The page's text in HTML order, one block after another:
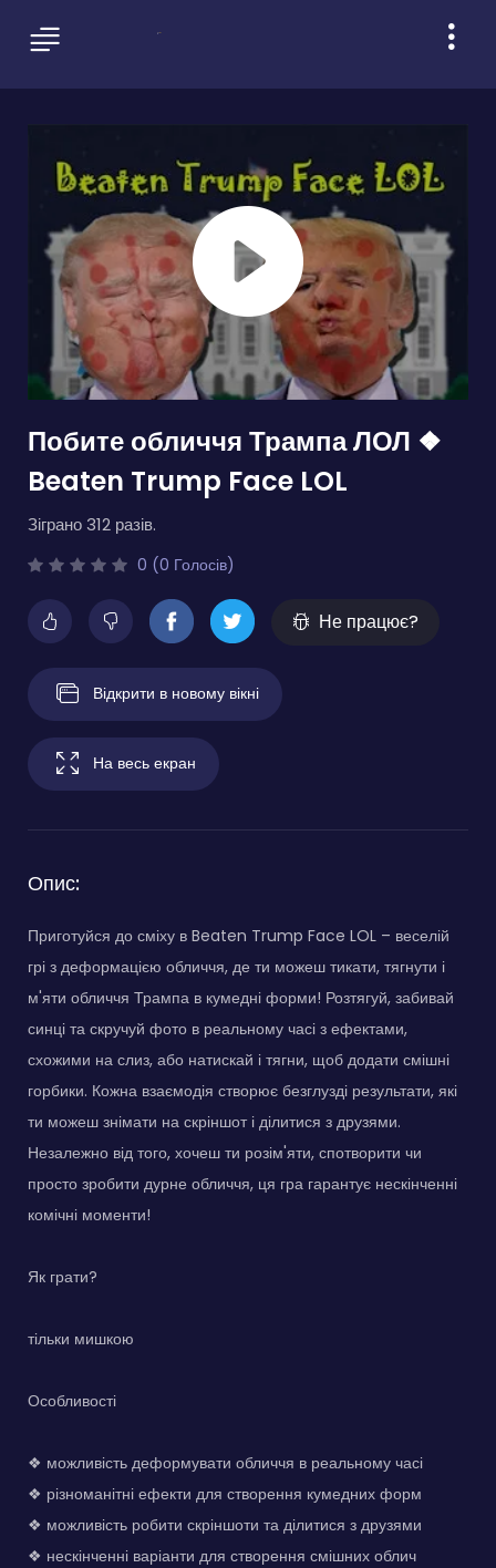
Побите обличчя Трампа ЛОЛ ❖
Beaten Trump Face LOL
Зіграно 312 разів.
0 (0 Голосів)
Не працює?
Відкрити в новому вікні
На весь екран
Опис:
Приготуйся до сміху в Beaten Trump Face LOL – веселій
грі з деформацією обличчя, де ти можеш тикати, тягнути і
м'яти обличчя Трампа в кумедні форми! Розтягуй, забивай
синці та скручуй фото в реальному часі з ефектами,
схожими на слиз, або натискай і тягни, щоб додати смішні
горбики. Кожна взаємодія створює безглузді результати, які
ти можеш знімати на скріншот і ділитися з друзями.
Незалежно від того, хочеш ти розім'яти, спотворити чи
просто зробити дурне обличчя, ця гра гарантує нескінченні
комічні моменти!
Як грати?
тільки мишкою
Особливості
❖ можливість деформувати обличчя в реальному часі
❖ різноманітні ефекти для створення кумедних форм
❖ можливість робити скріншоти та ділитися з друзями
❖ нескінченні варіанти для створення смішних облич